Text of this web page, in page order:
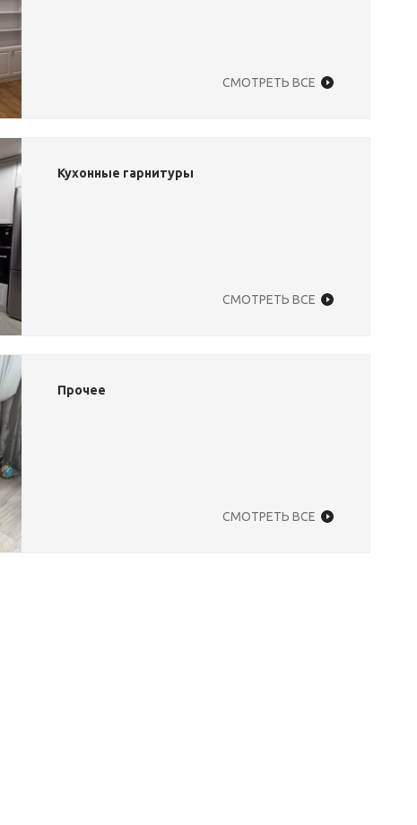
СМОТРЕТЬ ВСЕ
Кухонные гарнитуры
СМОТРЕТЬ ВСЕ
Прочее
СМОТРЕТЬ ВСЕ